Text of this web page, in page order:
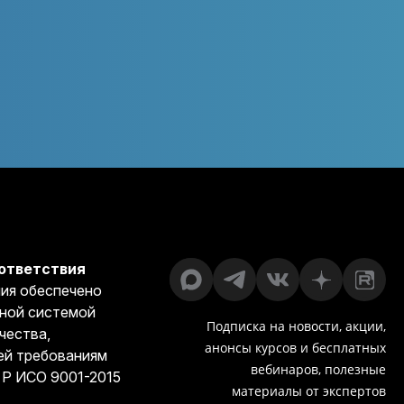
обеспечено
системой
требованиям
ИСО 9001-2015
Подписка на новости, акции,
анонсы курсов и бесплатных
вебинаров, полезные
материалы от экспертов